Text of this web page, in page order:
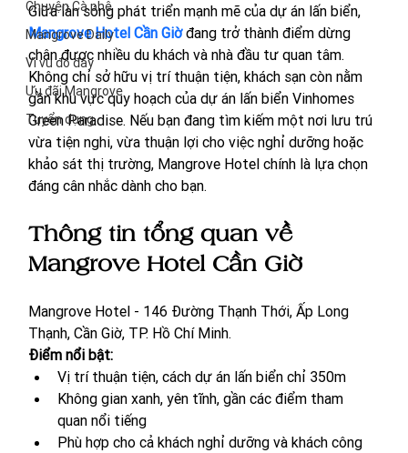
Chuyện Cà phê
Mangrove Daily
Vi vu đó đây
Ưu đãi Mangrove
Tuyển dụng
Giữa làn sóng phát triển mạnh mẽ của dự án lấn biển,
Mangrove Hotel Cần Giờ đang trở thành điểm dừng
chân được nhiều du khách và nhà đầu tư quan tâm.
Không chỉ sở hữu vị trí thuận tiện, khách sạn còn nằm
gần khu vực quy hoạch của dự án lấn biển Vinhomes
Green Paradise. Nếu bạn đang tìm kiếm một nơi lưu trú
vừa tiện nghi, vừa thuận lợi cho việc nghỉ dưỡng hoặc
khảo sát thị trường, Mangrove Hotel chính là lựa chọn
đáng cân nhắc dành cho bạn.
Thông tin tổng quan về
Mangrove Hotel Cần Giờ
Mangrove Hotel - 146 Đường Thạnh Thới, Ấp Long
Thạnh, Cần Giờ, TP. Hồ Chí Minh.
Điểm nổi bật:
Vị trí thuận tiện, cách dự án lấn biển chỉ 350m
Không gian xanh, yên tĩnh, gần các điểm tham
quan nổi tiếng
Phù hợp cho cả khách nghỉ dưỡng và khách công